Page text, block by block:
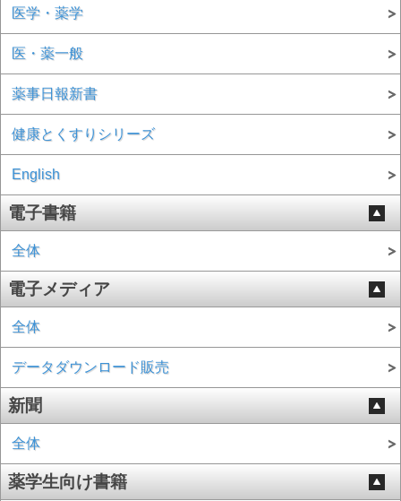
医学・薬学
医・薬一般
薬事日報新書
健康とくすりシリーズ
English
電子書籍
全体
電子メディア
全体
データダウンロード販売
新聞
全体
薬学生向け書籍